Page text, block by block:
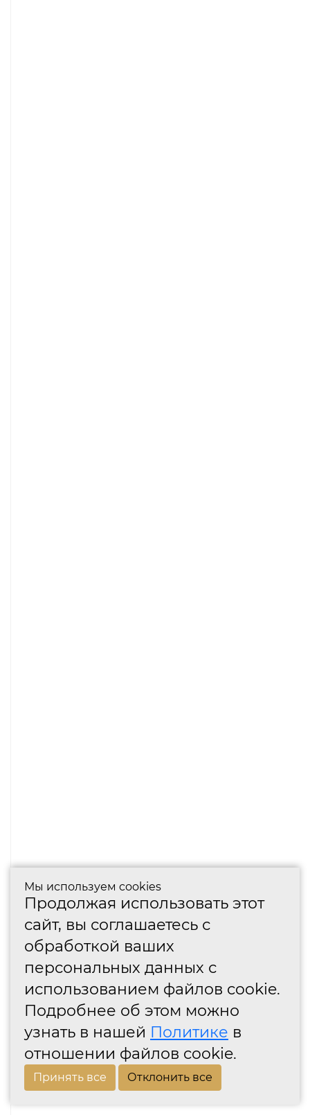
Мы используем cookies
Продолжая использовать этот
сайт, вы соглашаетесь с
обработкой ваших
персональных данных с
использованием файлов cookie.
Подробнее об этом можно
узнать в нашей Политике в
отношении файлов cookie.
Принять все Отклонить все